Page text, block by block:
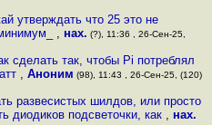
утверждать что 25 это не
, нах. (?), 11:36 , 26-Сен-25,
сделать так, чтобы Pi потреблял
,Аноним (98), 11:43 , 26-Сен-25, (120)
развесистых шилдов, или просто
диодиков подсветочки, как , нах.